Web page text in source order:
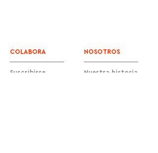
COLABORA
Suscribirse
NOSOTROS
Nuestra historia